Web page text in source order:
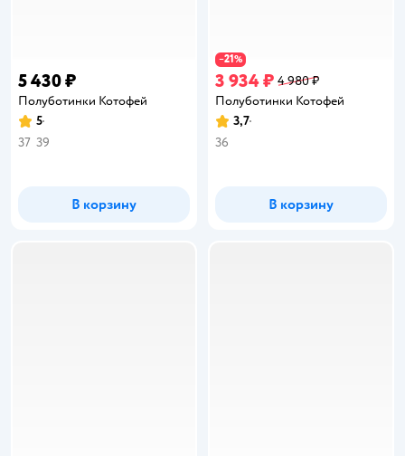
5 430 ₽
Полуботинки Котофей
Рейтинг:
5
37 39
В корзину
−21%
3 934 ₽ 4 980 ₽
Полуботинки Котофей
Рейтинг:
3,7
36
В корзину